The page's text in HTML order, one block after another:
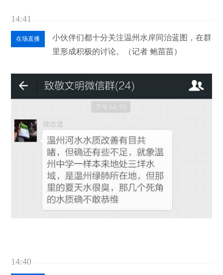
14:41
在场直播
小伙伴们都十分关注温州水岸同治蓝图，在群
里形成积极的讨论。（记者 鲍苗苗）
14:40